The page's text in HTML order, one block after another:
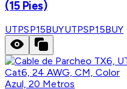
(15 Pies)
UTPSP15BUYUTPSP15BUY